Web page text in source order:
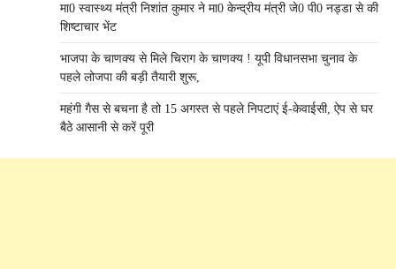
मा0 स्वास्थ्य मंत्री निशांत कुमार ने मा0 केन्द्रीय मंत्री जे0 पी0 नड्डा से की
शिष्टाचार भेंट
भाजपा के चाणक्य से मिले चिराग के चाणक्य ! यूपी विधानसभा चुनाव के
पहले लोजपा की बड़ी तैयारी शुरू,
महंगी गैस से बचना है तो 15 अगस्त से पहले निपटाएं ई-केवाईसी, ऐप से घर
बैठे आसानी से करें पूरी